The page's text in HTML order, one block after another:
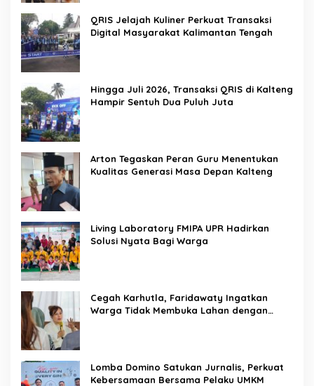
QRIS Jelajah Kuliner Perkuat Transaksi
Digital Masyarakat Kalimantan Tengah
Hingga Juli 2026, Transaksi QRIS di Kalteng
Hampir Sentuh Dua Puluh Juta
Arton Tegaskan Peran Guru Menentukan
Kualitas Generasi Masa Depan Kalteng
Living Laboratory FMIPA UPR Hadirkan
Solusi Nyata Bagi Warga
Cegah Karhutla, Faridawaty Ingatkan
Warga Tidak Membuka Lahan dengan
Lomba Domino Satukan Jurnalis, Perkuat
Kebersamaan Bersama Pelaku UMKM